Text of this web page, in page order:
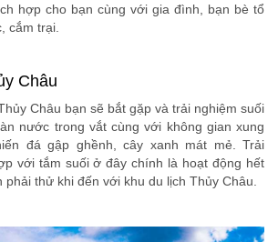
hợp cho bạn cùng với gia đình, bạn bè tổ
cắm trại.
Châu
Châu bạn sẽ bắt gặp và trải nghiệm suối
nước trong vắt cùng với không gian xung
đá gập ghềnh, cây xanh mát mẻ. Trải
với tắm suối ở đây chính là hoạt động hết
thử khi đến với khu du lịch Thủy Châu.